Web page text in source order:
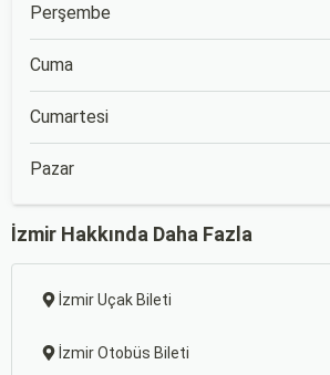
Perşembe
Cuma
Cumartesi
Pazar
İzmir Hakkında Daha Fazla
İzmir Uçak Bileti
İzmir Otobüs Bileti